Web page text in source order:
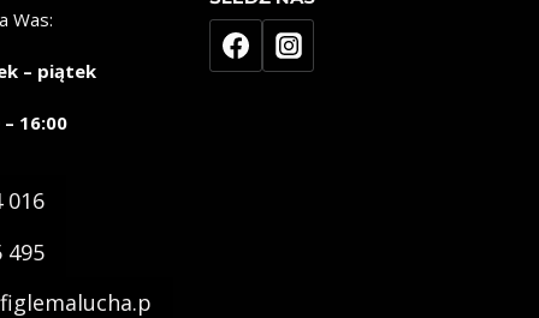
Was:
– piątek
16:00
016
495